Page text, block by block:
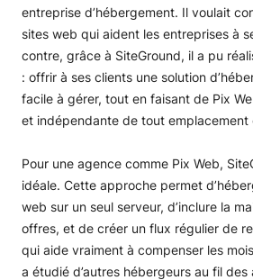
entreprise d’hébergement. Il voulait
sites web qui aident les entreprises à
contre, grâce à SiteGround, il a pu
: offrir à ses clients une solution
facile à gérer, tout en faisant de Pix
et indépendante de tout emplacement
Pour une agence comme Pix Web,
idéale. Cette approche permet
web sur un seul serveur, d’inclure la
offres, et de créer un flux régulier de
qui aide vraiment à compenser les
a étudié d’autres hébergeurs au fil des